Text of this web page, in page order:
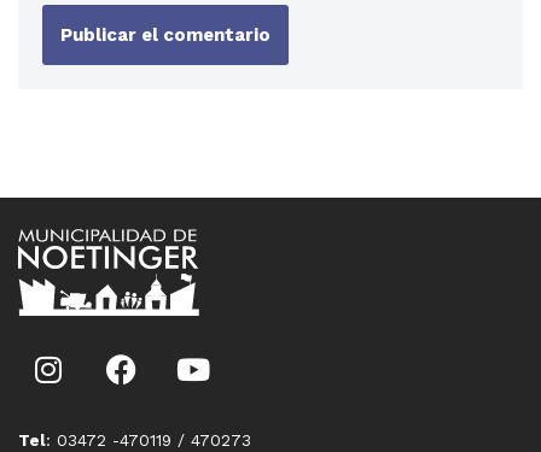
Tel: 03472 -470119 / 470273